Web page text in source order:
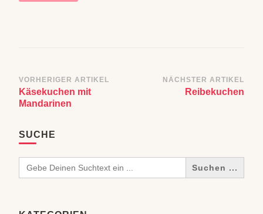
Beitragsnavigation
VORHERIGER ARTIKEL
Käsekuchen mit
Mandarinen
NÄCHSTER ARTIKEL
Reibekuchen
SUCHE
Search
for: